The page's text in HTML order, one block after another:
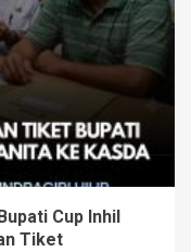
Cup Inhil
Tiket